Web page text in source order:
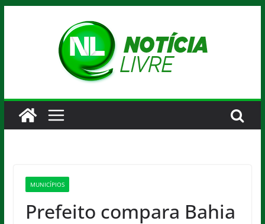
MUNICÍPIOS
Prefeito compara Bahia